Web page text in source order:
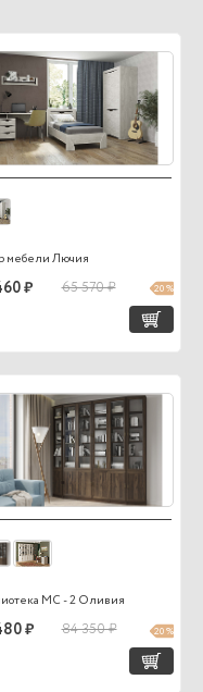
мебели Лючия
₽ 65 570 ₽ 20 %
МС - 2 Оливия
₽ 84 350 ₽ 20 %